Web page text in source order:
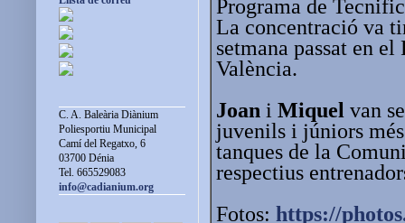
Programa de
La concentració va
setmana passat en
València.
Joan i Miquel van
juvenils i júniors
tanques de la
respectius
Fotos: https://
C. A. Baleària Diànium
Poliesportiu Municipal
Camí del Regatxo, 6
03700 Dénia
Tel. 665529083
info@cadianium.org